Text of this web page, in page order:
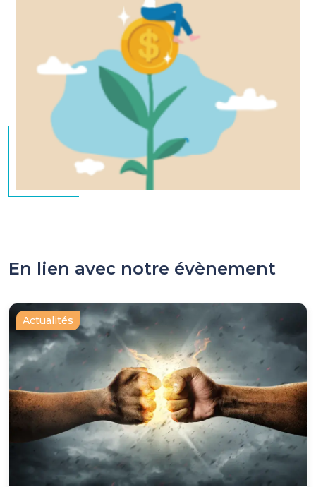
En lien avec notre évènement
Actualités